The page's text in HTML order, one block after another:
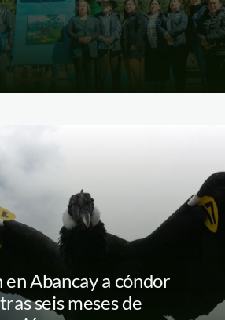
en Abancay a cóndor
seis meses de